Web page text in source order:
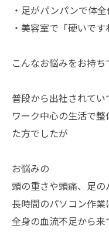
・足がパンパンで体
・美容室で「硬いで
こんなお悩みをお持ち
普段から出社されて
ワーク中心の生活で
た方でしたが
お悩みの
頭の重さや頭痛、足
長時間のパソコン作
全身の血流不足から来